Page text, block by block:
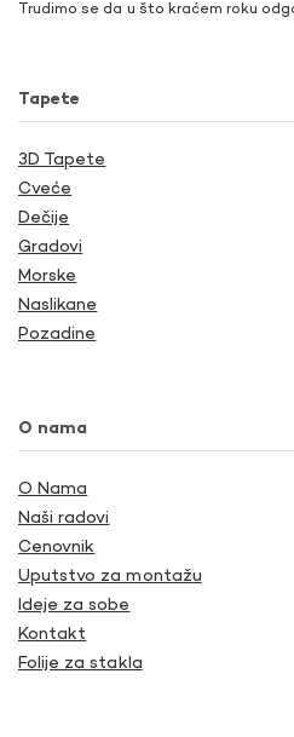
Trudimo se da u što kraćem roku
Tapete
3D Tapete
Cveće
Dečije
Gradovi
Morske
Naslikane
Pozadine
O nama
O Nama
Naši radovi
Cenovnik
Uputstvo za montažu
Ideje za sobe
Kontakt
Folije za stakla